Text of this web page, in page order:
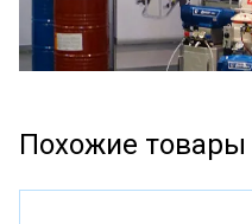
Похожие товары